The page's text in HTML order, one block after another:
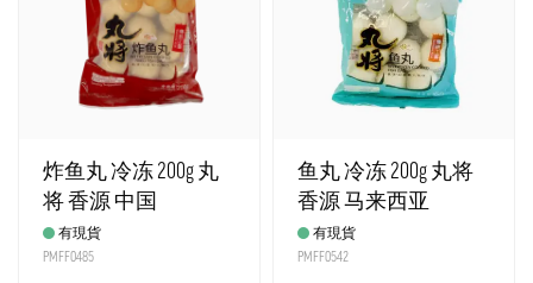
炸鱼丸 冷冻 200g 丸
将 香源 中国
有現貨
PMFF0485
鱼丸 冷冻 200g 丸将
香源 马来西亚
有現貨
PMFF0542